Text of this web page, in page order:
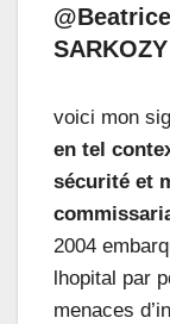
voici mon
en tel
sécurité et
2004
lhopital par
menaces